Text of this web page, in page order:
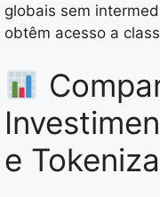
globais sem
obtêm acesso a
e